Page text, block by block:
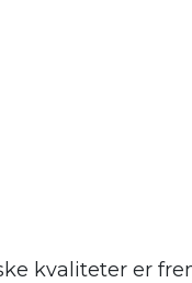
kvaliteter er